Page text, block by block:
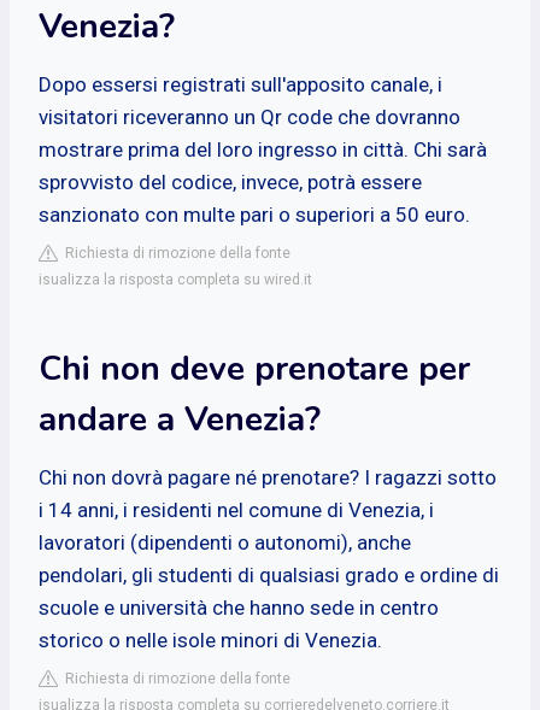
Venezia?
Dopo essersi registrati sull'apposito canale, i
visitatori riceveranno un Qr code che dovranno
mostrare prima del loro ingresso in città. Chi sarà
sprovvisto del codice, invece, potrà essere
sanzionato con multe pari o superiori a 50 euro.
Richiesta di rimozione della fonte
isualizza la risposta completa su wired.it
Chi non deve prenotare per
andare a Venezia?
Chi non dovrà pagare né prenotare? I ragazzi sotto
i 14 anni, i residenti nel comune di Venezia, i
lavoratori (dipendenti o autonomi), anche
pendolari, gli studenti di qualsiasi grado e ordine di
scuole e università che hanno sede in centro
storico o nelle isole minori di Venezia.
Richiesta di rimozione della fonte
isualizza la risposta completa su corrieredelveneto.corriere.it